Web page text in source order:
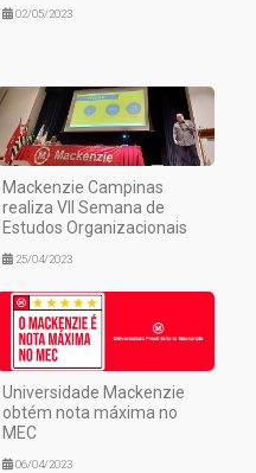
02/05/2023
Mackenzie Campinas
realiza VII Semana de
Estudos Organizacionais
25/04/2023
Universidade Mackenzie
obtém nota máxima no
MEC
06/04/2023